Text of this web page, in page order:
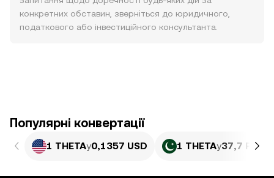
конкретних обставин, зверніться до юридичного,
податкового або інвестиційного консультанта.
Популярні конвертації
1 THETAу0,1357 USD 1 THETAу37,7 PKR